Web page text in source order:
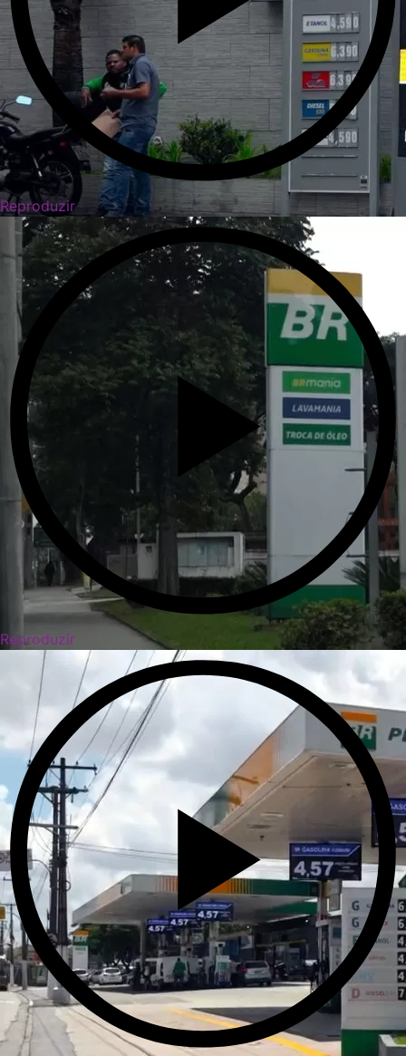
Reproduzir
Reproduzir